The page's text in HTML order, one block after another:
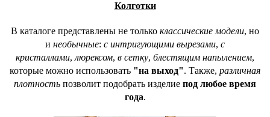
Колготки
В каталоге представлены не только классические модели, но
и необычные: с интригующими вырезами, с
кристаллами, люрексом, в сетку, блестящим напылением,
которые можно использовать "на выход". Также, различная
плотность позволит подобрать изделие под любое время
года.